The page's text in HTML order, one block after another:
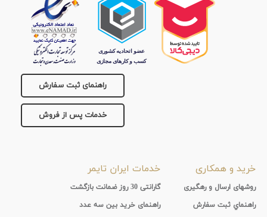
راهنمای ثبت سفارش
خدمات پس از فروش
خرید و همکاری
روشهای ارسال و رهگیری
راهنماي ثبت سفارش
خدمات ایران تایمر
گارانتی 30 روز ضمانت بازگشت
راهنمای خرید بین سه عدد